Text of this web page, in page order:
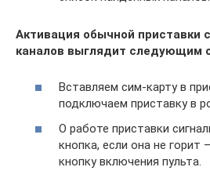
Активация обычной приставки
каналов выглядит следующим
Вставляем сим-карту в
подключаем приставку в
О работе приставки
кнопка, если она не горит
кнопку включения пульта.